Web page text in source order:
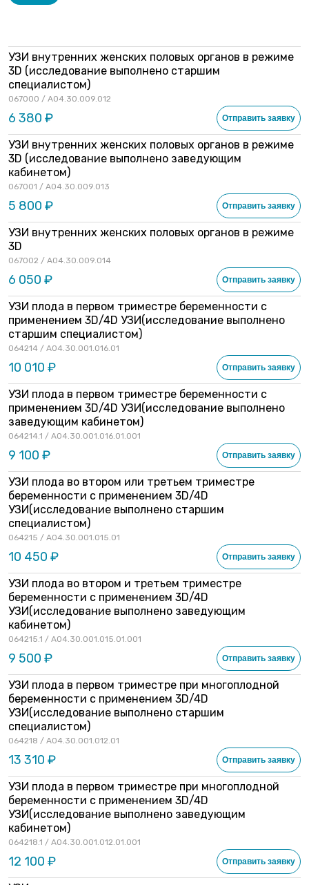
УЗИ внутренних женских половых органов в режиме
3D (исследование выполнено старшим
специалистом)
067000 / A04.30.009.012
6 380 ₽ Отправить заявку
УЗИ внутренних женских половых органов в режиме
3D (исследование выполнено заведующим
кабинетом)
067001 / A04.30.009.013
5 800 ₽ Отправить заявку
УЗИ внутренних женских половых органов в режиме
3D
067002 / A04.30.009.014
6 050 ₽ Отправить заявку
УЗИ плода в первом триместре беременности с
применением 3D/4D УЗИ(исследование выполнено
старшим специалистом)
064214 / A04.30.001.016.01
10 010 ₽ Отправить заявку
УЗИ плода в первом триместре беременности с
применением 3D/4D УЗИ(исследование выполнено
заведующим кабинетом)
064214.1 / A04.30.001.016.01.001
9 100 ₽ Отправить заявку
УЗИ плода во втором или третьем триместре
беременности с применением 3D/4D
УЗИ(исследование выполнено старшим
специалистом)
064215 / A04.30.001.015.01
10 450 ₽ Отправить заявку
УЗИ плода во втором и третьем триместре
беременности с применением 3D/4D
УЗИ(исследование выполнено заведующим
кабинетом)
064215.1 / A04.30.001.015.01.001
9 500 ₽ Отправить заявку
УЗИ плода в первом триместре при многоплодной
беременности с применением 3D/4D
УЗИ(исследование выполнено старшим
специалистом)
064218 / A04.30.001.012.01
13 310 ₽ Отправить заявку
УЗИ плода в первом триместре при многоплодной
беременности с применением 3D/4D
УЗИ(исследование выполнено заведующим
кабинетом)
064218.1 / A04.30.001.012.01.001
12 100 ₽ Отправить заявку